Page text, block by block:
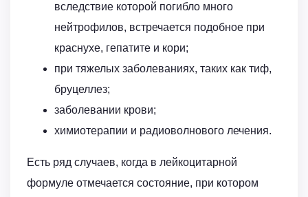
вследствие которой погибло много
нейтрофилов, встречается подобное при
краснухе, гепатите и кори;
при тяжелых заболеваниях, таких как тиф,
бруцеллез;
заболевании крови;
химиотерапии и радиоволнового лечения.
Есть ряд случаев, когда в лейкоцитарной
формуле отмечается состояние, при котором